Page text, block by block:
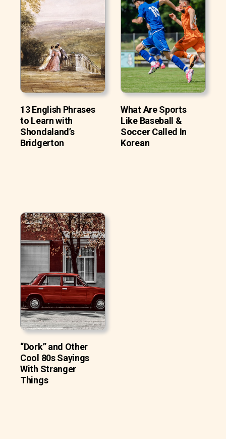
13 English Phrases
to Learn with
Shondaland’s
Bridgerton
What Are Sports
Like Baseball &
Soccer Called In
Korean
“Dork” and Other
Cool 80s Sayings
With Stranger
Things